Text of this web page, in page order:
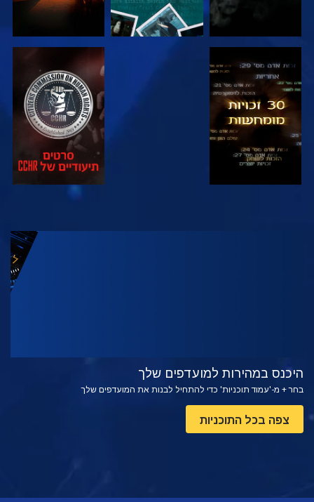
צפה צפה
בדוק את הסדרה
היכנס במהירות למועדפים שלך
בחר + מ-'עמוד תוכניות' כדי להתחיל לבנות את המועדפים שלך
צפה בכל התוכניות